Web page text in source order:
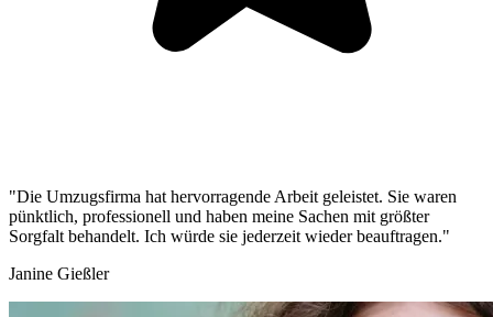
"Die Umzugsfirma hat hervorragende Arbeit geleistet. Sie waren
pünktlich, professionell und haben meine Sachen mit größter
Sorgfalt behandelt. Ich würde sie jederzeit wieder beauftragen."
Janine Gießler